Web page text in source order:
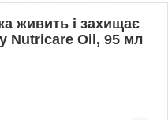
живить і захищає
Nutricare Oil, 95 мл